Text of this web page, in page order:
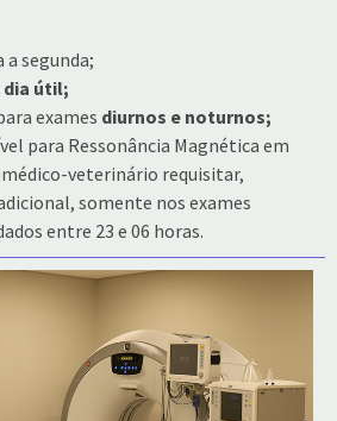
a segunda;
dia útil;
exames diurnos e noturnos;
para Ressonância Magnética em
médico-veterinário requisitar,
somente nos exames
entre 23 e 06 horas.